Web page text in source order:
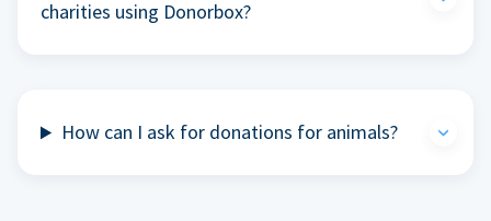
charities using Donorbox?
How can I ask for donations for animals?